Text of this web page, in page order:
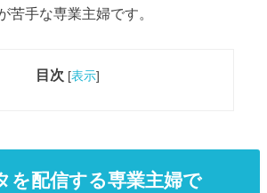
苦手な専業主婦です。
目次 [表示]
を配信する専業主婦で